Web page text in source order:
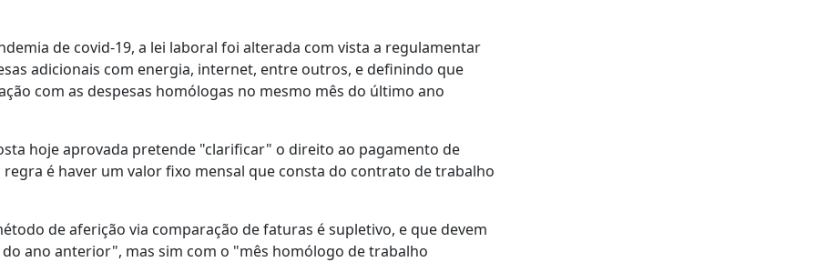
de covid-19, a lei laboral foi alterada com vista a regulamentar
adicionais com energia, internet, entre outros, e definindo que
com as despesas homólogas no mesmo mês do último ano
hoje aprovada pretende "clarificar" o direito ao pagamento de
é haver um valor fixo mensal que consta do contrato de trabalho
de aferição via comparação de faturas é supletivo, e que devem
ano anterior", mas sim com o "mês homólogo de trabalho